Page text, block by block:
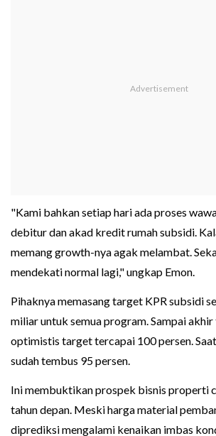
"Kami bahkan setiap hari ada proses
debitur dan akad kredit rumah subsidi.
memang growth-nya agak melambat.
mendekati normal lagi," ungkap Emon.
Pihaknya memasang target KPR subsidi
miliar untuk semua program. Sampai akhir
optimistis target tercapai 100 persen.
sudah tembus 95 persen.
Ini membuktikan prospek bisnis properti
tahun depan. Meski harga material
diprediksi mengalami kenaikan imbas